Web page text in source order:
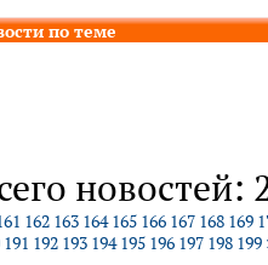
по теме
новостей:
162 163 164 165 166 167 168 169
191 192 193 194 195 196 197 198 199